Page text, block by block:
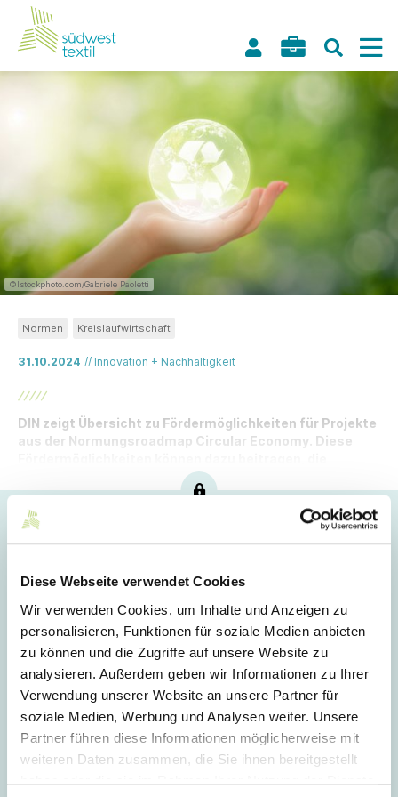
Diese Webseite verwendet Cookies
Wir verwenden Cookies, um Inhalte und Anzeigen zu
personalisieren, Funktionen für soziale Medien anbieten
zu können und die Zugriffe auf unsere Website zu
analysieren. Außerdem geben wir Informationen zu Ihrer
Verwendung unserer Website an unsere Partner für
soziale Medien, Werbung und Analysen weiter. Unsere
Partner führen diese Informationen möglicherweise mit
weiteren Daten zusammen, die Sie ihnen bereitgestellt
©Istockphoto.com/Gabriele Paoletti
31.10.2024 // Innovation + Nachhaltigkeit
Normen Kreislaufwirtschaft
DIN zeigt Übersicht zu Fördermöglichkeiten für Projekte
aus der Normungsroadmap Circular Economy. Diese
Teilnahme an Normungsprojekten zu erleichtern.
Login
E-Mail
Passwort